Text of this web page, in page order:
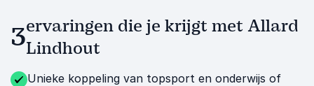
3ervaringen die je krijgt met Allard
Lindhout
Unieke koppeling van topsport en onderwijs of